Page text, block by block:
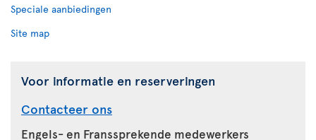
Speciale aanbiedingen
Site map
Voor informatie en reserveringen
Contacteer ons
Engels- en Franssprekende medewerkers